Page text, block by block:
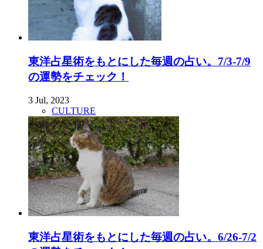
東洋占星術をもとにした毎週の占い。7/3-7/9
の運勢をチェック！
3 Jul, 2023
CULTURE
東洋占星術をもとにした毎週の占い。6/26-7/2